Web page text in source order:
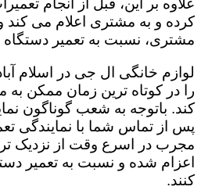
علاوه بر این، قبل از انجام
کرده و به مشتری اعلام می
مشتری، نسبت به تعمیر دستگاه
لوازم خانگی ال جی در اسلام
را در کوتاه ترین زمان ممکن به
کند. باتوجه به شعب گوناگون
پس از تماس شما با نمایندگی
مجرب در اسرع وقت از نزدیک
اعزام شده و نسبت به تعمیر
کنند.